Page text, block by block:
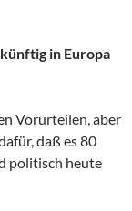
in Europa
Vorurteilen, aber
daß es 80
politisch heute